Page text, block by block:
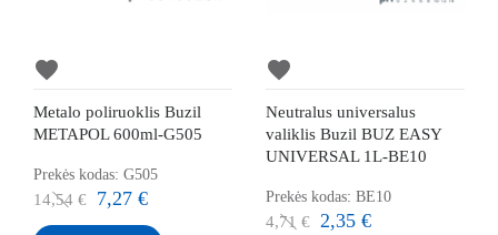
favorite
Metalo poliruoklis Buzil
METAPOL 600ml-G505
Prekės kodas: G505
14,54 € 7,27 €
favorite
Neutralus universalus
valiklis Buzil BUZ EASY
UNIVERSAL 1L-BE10
Prekės kodas: BE10
4,71 € 2,35 €